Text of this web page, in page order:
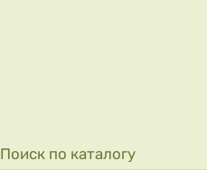
Форма поиска
Поиск